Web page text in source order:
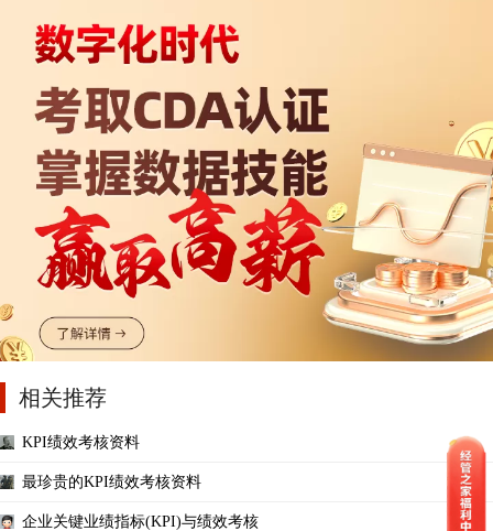
相关推荐
KPI绩效考核资料
最珍贵的KPI绩效考核资料
企业关键业绩指标(KPI)与绩效考核